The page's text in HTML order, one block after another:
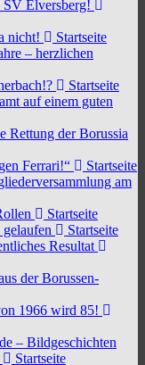
Elversberg!
nicht!
Startseite
– herzlichen
Startseite
auf einem guten
Rettung der Borussia
Ferrari!“
Startseite
am
Startseite
Startseite
Resultat
der Borussen-
1966 wird 85!
– Bildgeschichten
Startseite